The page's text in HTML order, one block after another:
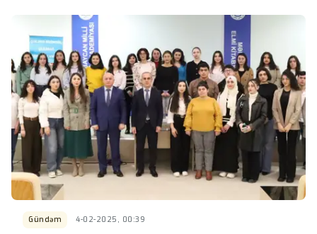
Gündəm 4-02-2025, 00:39